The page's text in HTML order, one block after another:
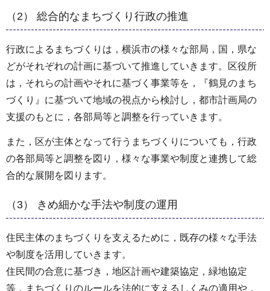
（2） 総合的なまちづくり行政の推進
行政によるまちづくりは，横浜市の様々な部局，国，県な
どがそれぞれの計画に基づいて推進していきます。区役所
は，それらの計画やそれに基づく事業等を，『鶴見のまち
づくり』に基づいて地域の視点から検討し，都市計画局の
支援のもとに，各部局等と調整を行っていきます。
また，区が主体となって行うまちづくりについても，行政
の各部局等と調整を図り，様々な事業や制度と連携して総
合的な展開を図ります。
（3） きめ細かな手法や制度の運用
住民主体のまちづくりを支えるために，既存の様々な手法
や制度を活用していきます。
住民間の合意に基づき，地区計画や建築協定，緑地協定
等，まちづくりのルールを法的に支えるしくみの適用や，